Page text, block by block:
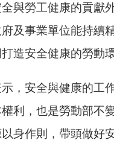
與勞工健康的貢獻
及事業單位能持續
造安全健康的勞動環
，安全與健康的工
利，也是勞動部不
身作則，帶頭做好